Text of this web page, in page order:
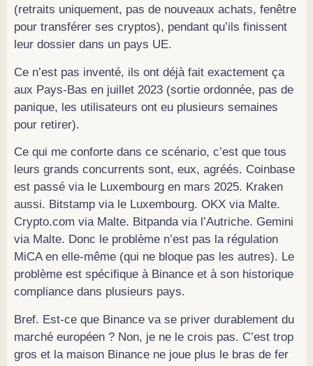
(retraits uniquement, pas de nouveaux achats, fenêtre
pour transférer ses cryptos), pendant qu’ils finissent
leur dossier dans un pays UE.
Ce n’est pas inventé, ils ont déjà fait exactement ça
aux Pays-Bas en juillet 2023 (sortie ordonnée, pas de
panique, les utilisateurs ont eu plusieurs semaines
pour retirer).
Ce qui me conforte dans ce scénario, c’est que tous
leurs grands concurrents sont, eux, agréés. Coinbase
est passé via le Luxembourg en mars 2025. Kraken
aussi. Bitstamp via le Luxembourg. OKX via Malte.
Crypto.com via Malte. Bitpanda via l’Autriche. Gemini
via Malte. Donc le problème n’est pas la régulation
MiCA en elle-même (qui ne bloque pas les autres). Le
problème est spécifique à Binance et à son historique
compliance dans plusieurs pays.
Bref. Est-ce que Binance va se priver durablement du
marché européen ? Non, je ne le crois pas. C’est trop
gros et la maison Binance ne joue plus le bras de fer